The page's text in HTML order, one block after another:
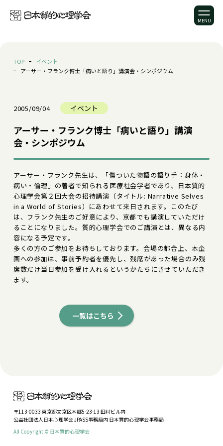
TOP
イベント
アーサー・フランク博士「病いと語り」講演会・シンポジウム
2005/09/04 イベント
アーサー・フランク博士「病いと語り」講演
会・シンポジウム
アーサー・フランク先生は、「傷ついた物語の語り手：身体・
病い・倫理」の著者で知られる医療社会学者であり、日本質的
心理学会第２回大会の招待講演（タイトル: Narrative Selves
in a World of Stories）にあわせて来日されます。このたび
は、フランク先生のご好意により、京都でも講演していただけ
ることになりました。質的心理学会でのご講演とは、異なる内
容になる予定です。
多くの方のご参加をお待ちしております。会場の都合上、本企
画への参加は、事前予約者を優先し、残席があった場合のみ残
席数だけ当日参加を受け入れるというかたちにさせていただき
ます。
一覧はこちら
〒113-0033 東京都文京区本郷5-23-13 田村ビル内
公益社団法人日本心理学会 JPASS事務局内 日本質的心理学会事務局
All Copyright © 日本質的心理学会